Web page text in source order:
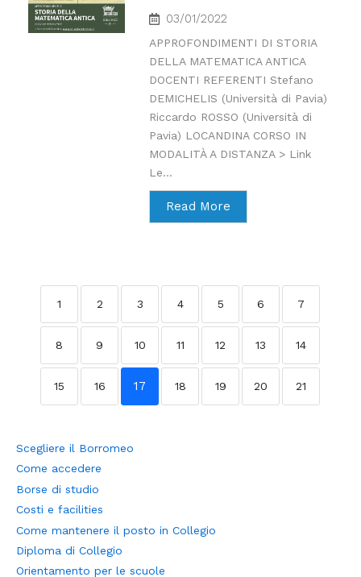
03/01/2022
APPROFONDIMENTI DI STORIA
DELLA MATEMATICA ANTICA
DOCENTI REFERENTI Stefano
DEMICHELIS (Università di Pavia)
Riccardo ROSSO (Università di
Pavia) LOCANDINA CORSO IN
MODALITÀ A DISTANZA > Link
Le...
Read More
1 2 3 4 5 6 7
8 9 10 11 12 13 14
15 16 17 18 19 20 21
Scegliere il Borromeo
Come accedere
Borse di studio
Costi e facilities
Come mantenere il posto in Collegio
Diploma di Collegio
Orientamento per le scuole